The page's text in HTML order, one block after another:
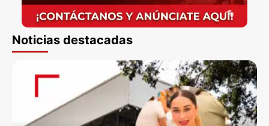
Noticias destacadas